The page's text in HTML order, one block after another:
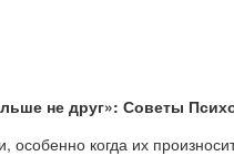
не друг»: Советы
особенно когда их